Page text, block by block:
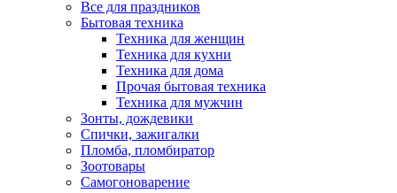
Все для праздников
Бытовая техника
Техника для женщин
Техника для кухни
Техника для дома
Прочая бытовая техника
Техника для мужчин
Зонты, дождевики
Спички, зажигалки
Пломба, пломбиратор
Зоотовары
Самогоноварение